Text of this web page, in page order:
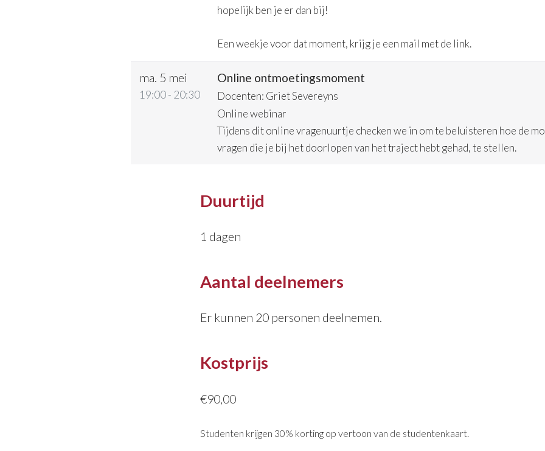
hopelijk ben je er dan bij!
Een weekje voor dat moment, krijg je een mail met de link.
ma. 5 mei
19:00 - 20:30
Online ontmoetingsmoment
Docenten: Griet Severeyns
Online webinar
Tijdens dit online vragenuurtje checken we in om te beluisteren hoe de
vragen die je bij het doorlopen van het traject hebt gehad, te stellen.
Duurtijd
1 dagen
Aantal deelnemers
Er kunnen 20 personen deelnemen.
Kostprijs
€90,00
Studenten krijgen 30% korting op vertoon van de studentenkaart.